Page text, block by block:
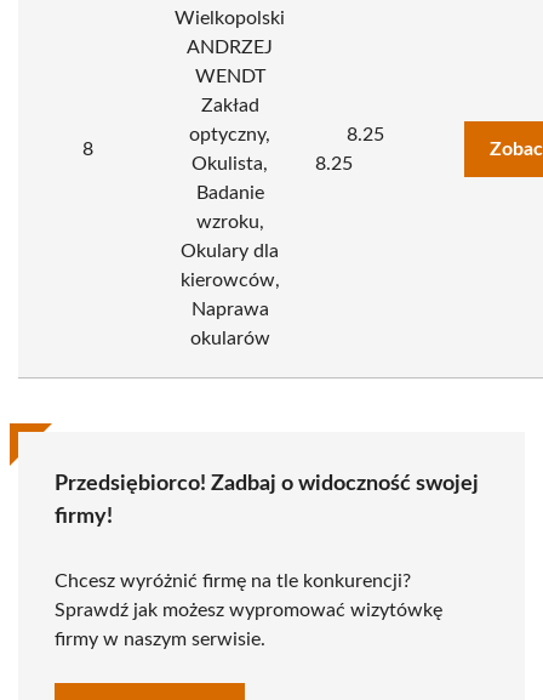
8
Wielkopolski
ANDRZEJ
WENDT
Zakład
optyczny,
Okulista,
Badanie
wzroku,
Okulary dla
kierowców,
Naprawa
okularów
8.25
8.25
Przedsiębiorco! Zadbaj o widoczność swojej
firmy!
Chcesz wyróżnić firmę na tle konkurencji?
Sprawdź jak możesz wypromować wizytówkę
firmy w naszym serwisie.